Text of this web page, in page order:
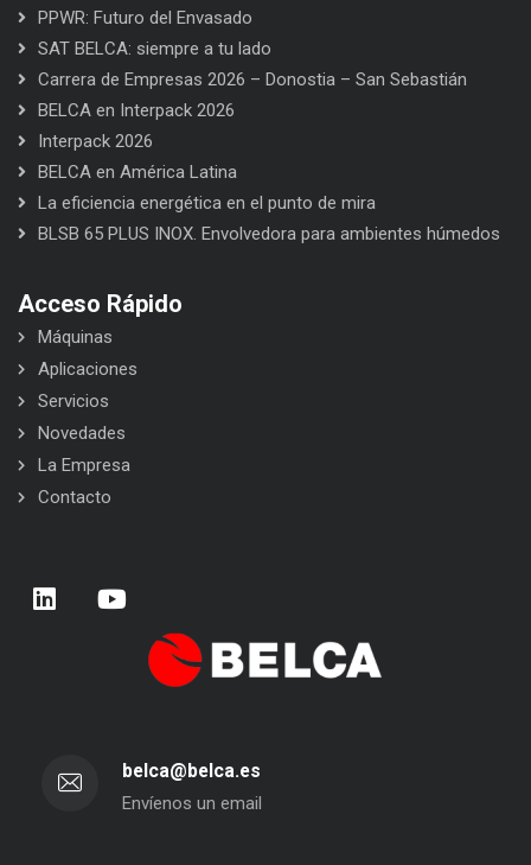
PPWR: Futuro del Envasado
SAT BELCA: siempre a tu lado
Carrera de Empresas 2026 – Donostia – San Sebastián
BELCA en Interpack 2026
Interpack 2026
BELCA en América Latina
La eficiencia energética en el punto de mira
BLSB 65 PLUS INOX. Envolvedora para ambientes húmedos
Acceso Rápido
Máquinas
Aplicaciones
Servicios
Novedades
La Empresa
Contacto
belca@belca.es
Envíenos un email